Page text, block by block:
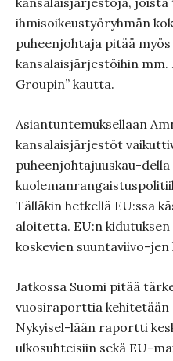
ihmisoikeustyöryhmän
puheenjohtaja pitää
kansalaisjärjestöihin mm.
Groupin” kautta.
Asiantuntemuksellaan
kansalaisjärjestöt
puheenjohtajuuskau-
Tälläkin hetkellä EU:ssa
aloitetta. EU:n
koskevien suuntaviivo-
Jatkossa Suomi pitää
vuosiraporttia kehitetään
Nykyisel-lään raportti
ulkosuhteisiin sekä EU-